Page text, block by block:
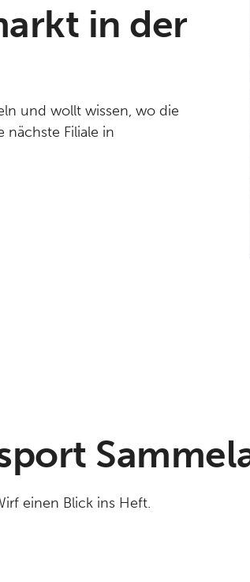
in der
und wollt wissen, wo die
nächste Filiale in
einen Blick ins Heft.